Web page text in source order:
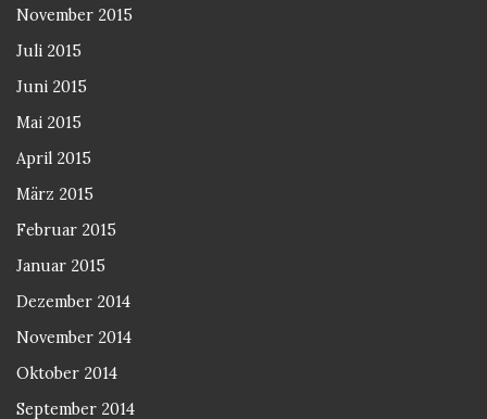
November 2015
Juli 2015
Juni 2015
Mai 2015
April 2015
März 2015
Februar 2015
Januar 2015
Dezember 2014
November 2014
Oktober 2014
September 2014